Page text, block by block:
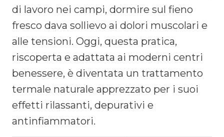
di lavoro nei campi, dormire sul fieno
fresco dava sollievo ai dolori muscolari e
alle tensioni. Oggi, questa pratica,
riscoperta e adattata ai moderni centri
benessere, è diventata un trattamento
termale naturale apprezzato per i suoi
effetti rilassanti, depurativi e
antinfiammatori.